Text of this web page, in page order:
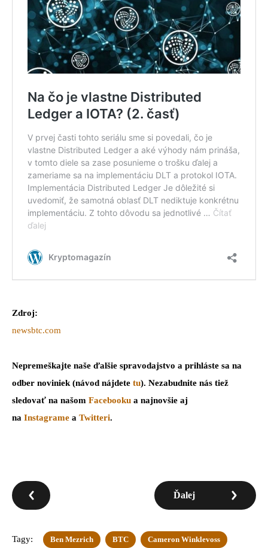
Zdroj:
newsbtc.com
Nepremeškajte naše ďalšie spravodajstvo a prihláste sa na
odber noviniek (návod nájdete tu). Nezabudnite nás tiež
sledovať na našom Facebooku a najnovšie aj
na Instagrame a Twitteri.
Ďalej
Tagy: Ben Mezrich BTC Cameron Winklevoss